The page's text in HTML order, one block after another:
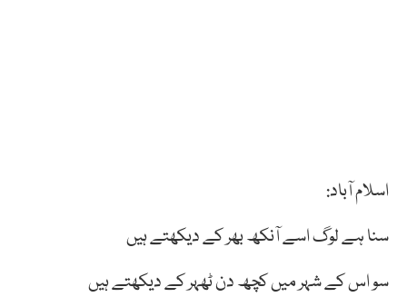
اسلام آباد:
سنا ہے لوگ اسے آنکھ بھر کے دیکھتے ہیں
سو اس کے شہر میں کچھ دن ٹھہر کے دیکھتے ہیں